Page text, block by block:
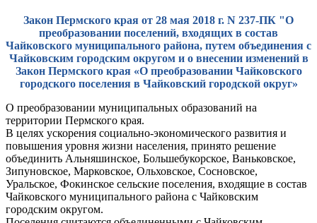
Закон Пермского края от 28 мая 2018 г. N 237-ПК "О
преобразовании поселений, входящих в состав
Чайковского муниципального района, путем объединения с
Чайковским городским округом и о внесении изменений в
Закон Пермского края «О преобразовании Чайковского
городского поселения в Чайковский городской округ»
О преобразовании муниципальных образований на
территории Пермского края.
В целях ускорения социально-экономического развития и
повышения уровня жизни населения, принято решение
объединить Альняшинское, Большебукорское, Ваньковское,
Зипуновское, Марковское, Ольховское, Сосновское,
Уральское, Фокинское сельские поселения, входящие в состав
Чайковского муниципального района с Чайковским
городским округом.